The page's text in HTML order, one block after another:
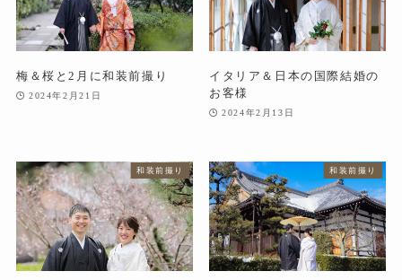
梅＆桜と2月に和装前撮り
2024年2月21日
イタリア＆日本の国際結婚の
お客様
2024年2月13日
和装前撮り 和装前撮り